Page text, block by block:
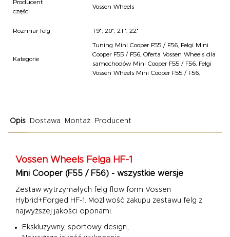
Producent
części
Vossen Wheels
Rozmiar felg 19", 20", 21", 22"
Kategorie
Tuning Mini Cooper F55 / F56, Felgi Mini
Cooper F55 / F56, Oferta Vossen Wheels dla
samochodów Mini Cooper F55 / F56, Felgi
Vossen Wheels Mini Cooper F55 / F56,
Opis Dostawa Montaż Producent
Vossen Wheels Felga HF-1
Mini Cooper (F55 / F56) - wszystkie wersje
Zestaw wytrzymałych felg flow form Vossen
Hybrid+Forged HF-1. Możliwość zakupu zestawu felg z
najwyższej jakości oponami.
Ekskluzywny, sportowy design,